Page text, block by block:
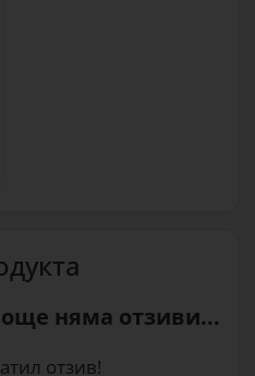
няма отзиви...
отзив!